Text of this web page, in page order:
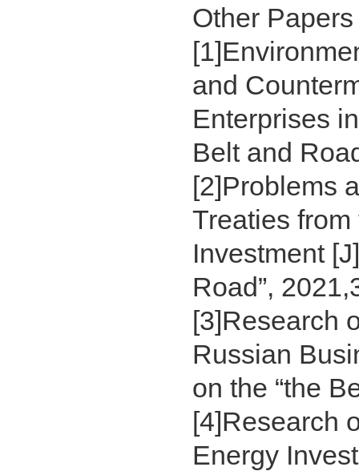
Other
and
Enterprises
Belt and
[2]Problems
Treaties
Investment
Road”,
[3]Research
Russian
on the “the
[4]Research
Energy